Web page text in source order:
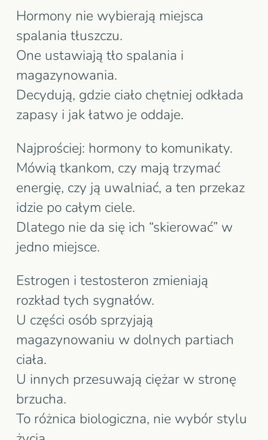
Hormony nie wybierają miejsca
spalania tłuszczu.
One ustawiają tło spalania i
magazynowania.
Decydują, gdzie ciało chętniej odkłada
zapasy i jak łatwo je oddaje.
Najprościej: hormony to komunikaty.
Mówią tkankom, czy mają trzymać
energię, czy ją uwalniać, a ten przekaz
idzie po całym ciele.
Dlatego nie da się ich “skierować” w
jedno miejsce.
Estrogen i testosteron zmieniają
rozkład tych sygnałów.
U części osób sprzyjają
magazynowaniu w dolnych partiach
ciała.
U innych przesuwają ciężar w stronę
brzucha.
To różnica biologiczna, nie wybór stylu